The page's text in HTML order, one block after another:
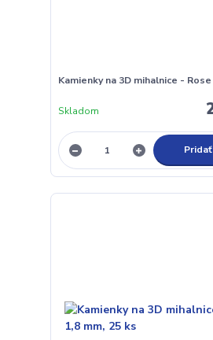
Kamienky na 3D mihalnice -
Skladom